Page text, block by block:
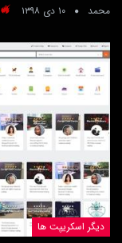
محمد ۱۰ دی ۱۳۹۸
دیگر اسکریپت ها